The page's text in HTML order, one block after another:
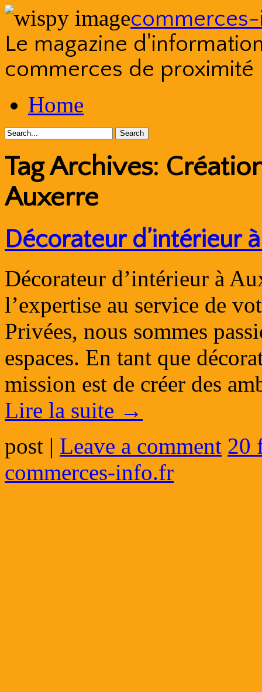
Le magazine
commerces de proximité
to
contentHome
Tag Archives:
Auxerre
Décorateur d’intérieur
Décorateur d’intérieur à
l’expertise au service de
Privées, nous sommes
espaces. En tant que
mission est de créer des
Lire la suite →
post | Leave a comment 20
commerces-info.fr